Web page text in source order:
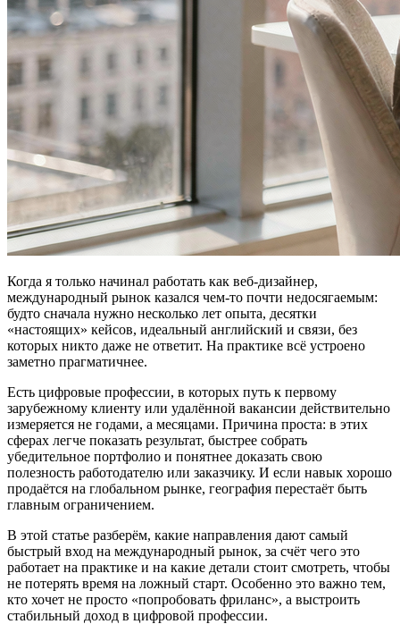
Когда я только начинал работать как веб-дизайнер,
международный рынок казался чем-то почти недосягаемым:
будто сначала нужно несколько лет опыта, десятки
«настоящих» кейсов, идеальный английский и связи, без
которых никто даже не ответит. На практике всё устроено
заметно прагматичнее.
Есть цифровые профессии, в которых путь к первому
зарубежному клиенту или удалённой вакансии действительно
измеряется не годами, а месяцами. Причина проста: в этих
сферах легче показать результат, быстрее собрать
убедительное портфолио и понятнее доказать свою
полезность работодателю или заказчику. И если навык хорошо
продаётся на глобальном рынке, география перестаёт быть
главным ограничением.
В этой статье разберём, какие направления дают самый
быстрый вход на международный рынок, за счёт чего это
работает на практике и на какие детали стоит смотреть, чтобы
не потерять время на ложный старт. Особенно это важно тем,
кто хочет не просто «попробовать фриланс», а выстроить
стабильный доход в цифровой профессии.